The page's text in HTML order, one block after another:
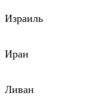
Израиль
Иран
Ливан